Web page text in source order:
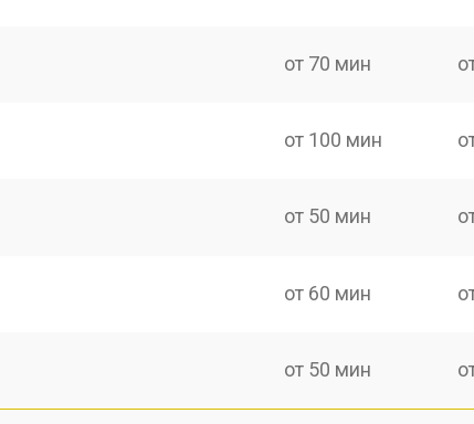
от 70 мин
от 100 мин
от 50 мин
от 60 мин
от 50 мин